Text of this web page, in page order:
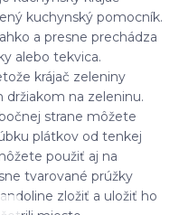
kuchynský pomocník.
a presne prechádza
alebo tekvica.
krájač zeleniny
držiakom na zeleninu.
strane môžete
plátkov od tenkej
použiť aj na
tvarované prúžky
zložiť a uložiť ho